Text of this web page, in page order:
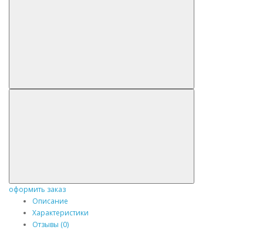
оформить заказ
Описание
Характеристики
Отзывы (0)